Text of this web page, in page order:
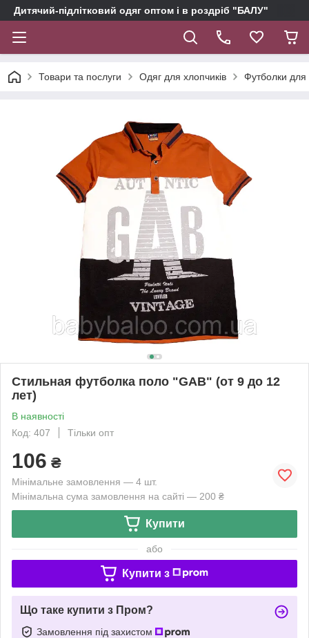
Дитячий-підлітковий одяг оптом і в роздріб "БАЛУ"
Товари та послуги Одяг для хлопчиків Футболки для
Стильная футболка поло "GAB" (от 9 до 12
лет)
В наявності
Код: 407
Тільки опт
106 ₴
Мінімальне замовлення — 4 шт.
Мінімальна сума замовлення на сайті — 200 ₴
Купити
або
Купити з
Що таке купити з Пром?
Замовлення під захистом